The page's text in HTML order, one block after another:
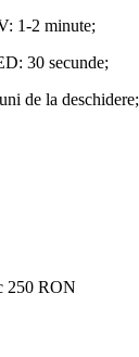
1-2 minute;
30 secunde;
de la deschidere;
250 RON